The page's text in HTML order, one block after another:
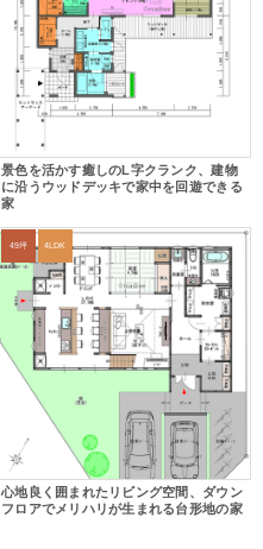
景色を活かす癒しのL字クランク、建物
に沿うウッドデッキで家中を回遊できる
家
49坪 4LDK
心地良く囲まれたリビング空間、ダウン
フロアでメリハリが生まれる台形地の家